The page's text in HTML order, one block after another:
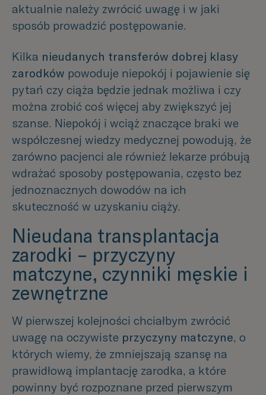
aktualnie należy zwrócić uwagę i w jaki
sposób prowadzić postępowanie.
Kilka nieudanych transferów dobrej klasy
zarodków powoduje niepokój i pojawienie się
pytań czy ciąża będzie jednak możliwa i czy
można zrobić coś więcej aby zwiększyć jej
szanse. Niepokój i wciąż znaczące braki we
współczesnej wiedzy medycznej powodują, że
zarówno pacjenci ale również lekarze próbują
wdrażać sposoby postępowania, często bez
jednoznacznych dowodów na ich
skuteczność w uzyskaniu ciąży.
Nieudana transplantacja
zarodki – przyczyny
matczyne, czynniki męskie i
zewnętrzne
W pierwszej kolejności chciałbym zwrócić
uwagę na oczywiste przyczyny matczyne, o
których wiemy, że zmniejszają szansę na
prawidłową implantację zarodka, a które
powinny być rozpoznane przed pierwszym